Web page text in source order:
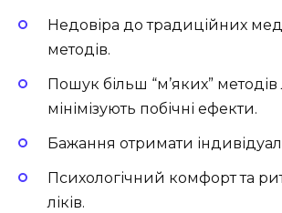
Недовіра до традиційних
методів.
Пошук більш “м’яких” методів
мінімізують побічні ефекти.
Бажання отримати
Психологічний комфорт та
ліків.